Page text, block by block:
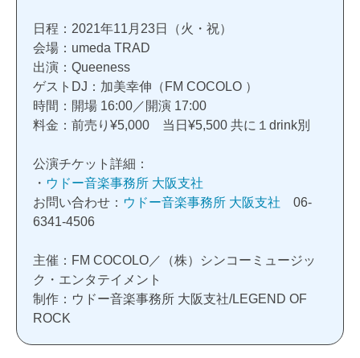
日程：2021年11月23日（火・祝）
会場：umeda TRAD
出演：Queeness
ゲストDJ：加美幸伸（FM COCOLO ）
時間：開場 16:00／開演 17:00
料金：前売り¥5,000 当日¥5,500 共に１drink別
公演チケット詳細：
・ ウドー音楽事務所 大阪支社
お問い合わせ： ウドー音楽事務所 大阪支社 06-
6341-4506
主催：FM COCOLO／（株）シンコーミュージッ
ク・エンタテイメント
制作：ウドー音楽事務所 大阪支社/LEGEND OF
ROCK